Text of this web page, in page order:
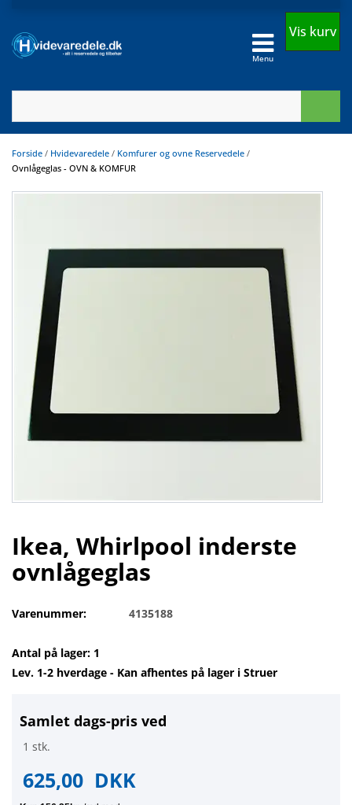
Menu
Vis kurv
Forside / Hvidevaredele / Komfurer og ovne Reservedele /
Ovnlågeglas - OVN & KOMFUR
Ikea, Whirlpool inderste
ovnlågeglas
Varenummer: 4135188
Antal på lager: 1
Lev. 1-2 hverdage - Kan afhentes på lager i Struer
Samlet dags-pris ved
1 stk.
625,00 DKK